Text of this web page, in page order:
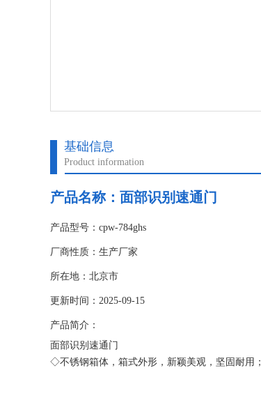
基础信息
Product information
产品名称： 面部识别速通门
产品型号：cpw-784ghs
厂商性质：生产厂家
所在地：北京市
更新时间：2025-09-15
产品简介：
面部识别速通门
◇不锈钢箱体，箱式外形，新颖美观，坚固耐用；